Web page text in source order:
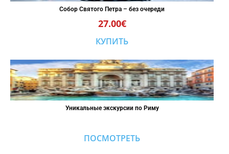
Собор Святого Петра – без очереди
27.00€
КУПИТЬ
Уникальные экскурсии по Риму
ПОСМОТРЕТЬ